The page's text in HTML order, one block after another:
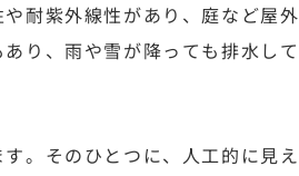
耐紫外線性があり、庭など屋外
り、雨や雪が降っても排水して
。そのひとつに、人工的に見え